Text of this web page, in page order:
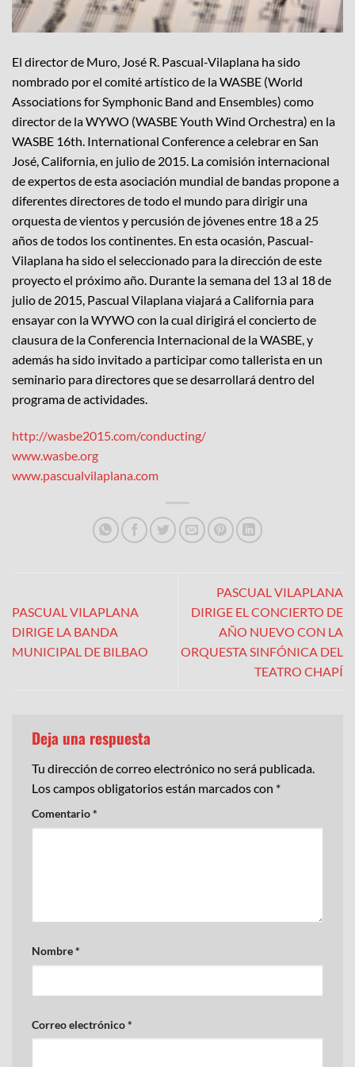
El director de Muro, José R. Pascual-Vilaplana ha sido
nombrado por el comité artístico de la WASBE (World
Associations for Symphonic Band and Ensembles) como
director de la WYWO (WASBE Youth Wind Orchestra) en la
WASBE 16th. International Conference a celebrar en San
José, California, en julio de 2015. La comisión internacional
de expertos de esta asociación mundial de bandas propone a
diferentes directores de todo el mundo para dirigir una
orquesta de vientos y percusión de jóvenes entre 18 a 25
años de todos los continentes. En esta ocasión, Pascual-
Vilaplana ha sido el seleccionado para la dirección de este
proyecto el próximo año. Durante la semana del 13 al 18 de
julio de 2015, Pascual Vilaplana viajará a California para
ensayar con la WYWO con la cual dirigirá el concierto de
clausura de la Conferencia Internacional de la WASBE, y
además ha sido invitado a participar como tallerista en un
seminario para directores que se desarrollará dentro del
programa de actividades.
http://wasbe2015.com/conducting/
www.wasbe.org
www.pascualvilaplana.com
PASCUAL VILAPLANA
DIRIGE LA BANDA
MUNICIPAL DE BILBAO
PASCUAL VILAPLANA
DIRIGE EL CONCIERTO DE
AÑO NUEVO CON LA
ORQUESTA SINFÓNICA DEL
TEATRO CHAPÍ
Deja una respuesta
Tu dirección de correo electrónico no será publicada.
Los campos obligatorios están marcados con *
Comentario*
Nombre*
Correo electrónico*